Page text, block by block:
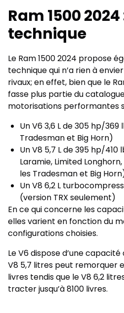
Ram 1500
technique
Le Ram 1500 2024 propose
technique qui n’a rien à
rivaux; en effet, bien que le
fasse plus partie du
motorisations performantes
Un V6 3,6 L de 305 hp/
Tradesman et Big Horn)
Un V8 5,7 L de 395 hp/
Laramie, Limited
les Tradesman et Big
Un V8 6,2 L
(version TRX seulement)
En ce qui concerne les
elles varient en fonction du
configurations choisies.
Le V6 dispose d’une
V8 5,7 litres peut remorquer
livres tendis que le V8 6,2
tracter jusqu’à 8100 livres.